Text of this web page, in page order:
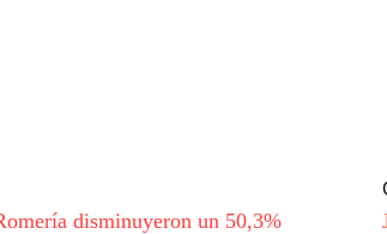
disminuyeron un 50,3%